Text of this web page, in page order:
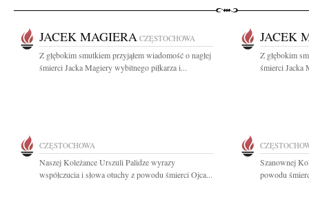
JACEK MAGIERA CZĘSTOCHOWA
Z głębokim smutkiem przyjąłem wiadomość o nagłej
śmierci Jacka Magiery wybitnego piłkarza i...
JACEK
Z głębokim
śmierci Jacka
CZĘSTOCHOWA
Naszej Koleżance Urszuli Palidze wyrazy
współczucia i słowa otuchy z powodu śmierci Ojca...
Szanownej
powodu